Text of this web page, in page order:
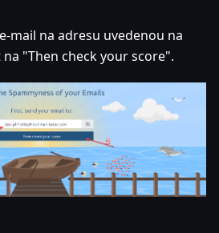
mail na adresu uvedenou na
"Then check your score".